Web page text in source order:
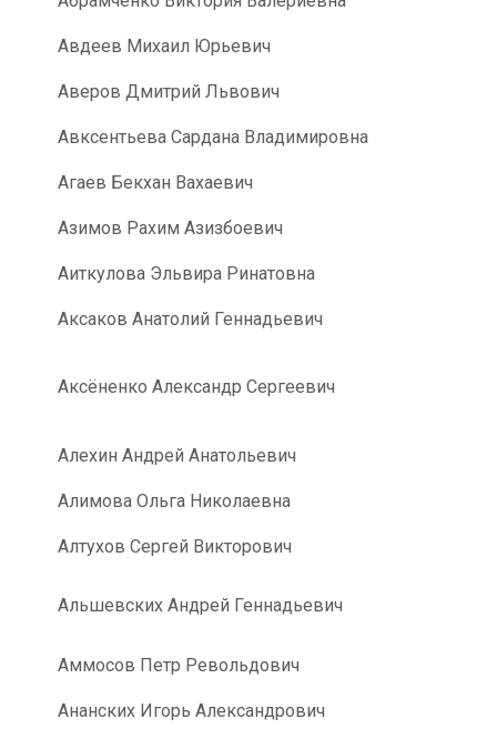
Авдеев Михаил Юрьевич
Аверов Дмитрий Львович
Авксентьева Сардана Владимировна
Агаев Бекхан Вахаевич
Азимов Рахим Азизбоевич
Аиткулова Эльвира Ринатовна
Аксаков Анатолий Геннадьевич
Аксёненко Александр Сергеевич
Алехин Андрей Анатольевич
Алимова Ольга Николаевна
Алтухов Сергей Викторович
Альшевских Андрей Геннадьевич
Аммосов Петр Револьдович
Ананских Игорь Александрович